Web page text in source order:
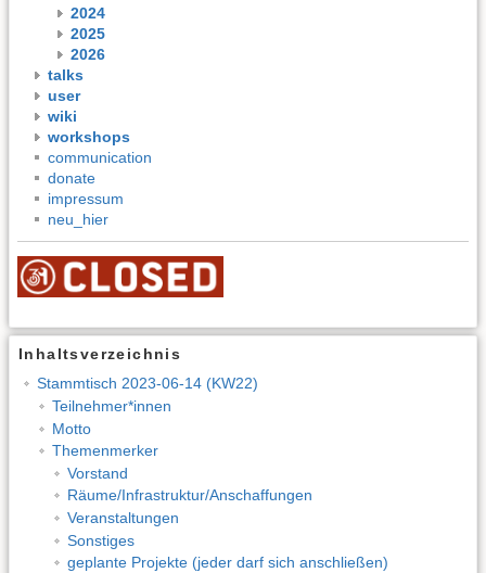
2024
2025
2026
talks
user
wiki
workshops
communication
donate
impressum
neu_hier
Inhaltsverzeichnis
Stammtisch 2023-06-14 (KW22)
Teilnehmer*innen
Motto
Themenmerker
Vorstand
Räume/Infrastruktur/Anschaffungen
Veranstaltungen
Sonstiges
geplante Projekte (jeder darf sich anschließen)